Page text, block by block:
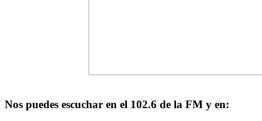
Nos puedes escuchar en el 102.6 de la FM y en: